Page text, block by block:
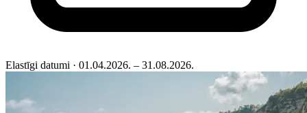
Elastīgi datumi · 01.04.2026. – 31.08.2026.